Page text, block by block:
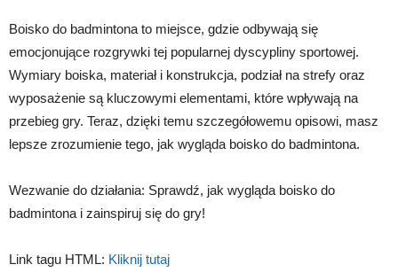
Boisko do badmintona to miejsce, gdzie odbywają się
emocjonujące rozgrywki tej popularnej dyscypliny sportowej.
Wymiary boiska, materiał i konstrukcja, podział na strefy oraz
wyposażenie są kluczowymi elementami, które wpływają na
przebieg gry. Teraz, dzięki temu szczegółowemu opisowi, masz
lepsze zrozumienie tego, jak wygląda boisko do badmintona.
Wezwanie do działania: Sprawdź, jak wygląda boisko do
badmintona i zainspiruj się do gry!
Link tagu HTML: Kliknij tutaj